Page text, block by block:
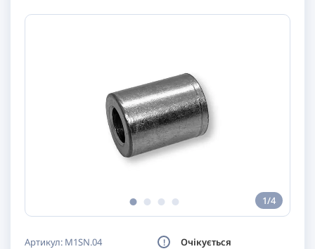
1/4
Артикул: M1SN.04 Очікується